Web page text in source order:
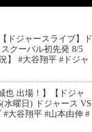
ドジャースライブ】ド
クーバル初先発 8/5
】 #大谷翔平 #ドジャ
也 出場！】【ドジャ
水曜日) ドジャース VS
#大谷翔平 #山本由伸 #